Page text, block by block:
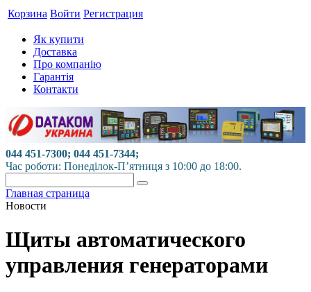
Корзина Войти Регистрация
Як купити
Доставка
Про компанію
Гарантія
Контакти
044 451-7300; 044 451-7344;
Час роботи: Понеділок-П’ятниця з 10:00 до 18:00.
Главная страница
Новости
Щиты автоматического
управления генераторами